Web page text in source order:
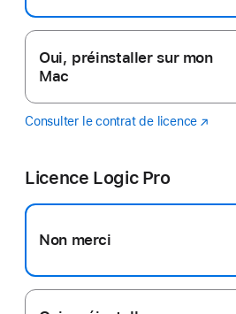
Oui, préinstaller sur mon
Mac
Consulter le contrat de licence Final
(s’ouvre
Licence Logic Pro
Non merci